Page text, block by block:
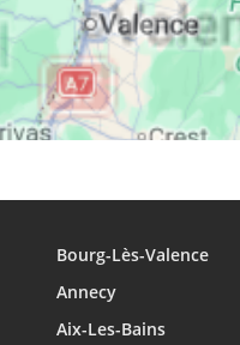
05:49
05:50
Bourg-Lès-Valence
Annecy
Aix-Les-Bains